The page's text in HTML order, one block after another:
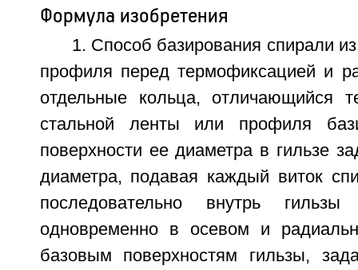
Формула изобретения
1. Способ базирования спирали
профиля перед термофиксацией и
отдельные кольца, отличающийся
стальной ленты или профиля
поверхности ее диаметра в гильзе
диаметра, подавая каждый виток
последовательно внутрь
одновременно в осевом и
базовым поверхностям гильзы,